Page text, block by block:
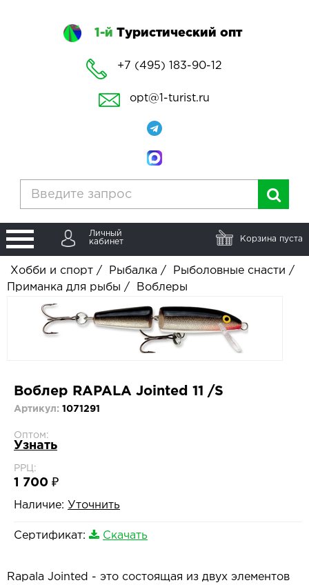
1-й Туристический опт
+7 (495) 183-90-12
opt@1-turist.ru
Личный
кабинет
Корзина пуста
Хобби и спорт / Рыбалка / Рыболовные снасти /
Приманка для рыбы / Воблеры
Воблер RAPALA Jointed 11 /S
Артикул: 1071291
Оптом:
Узнать
РРЦ:
1 700 ₽
Наличие: Уточнить
Сертификат: Скачать
Rapala Jointed - это состоящая из двух элементов